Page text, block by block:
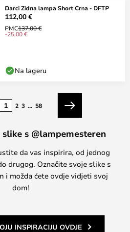
Darci Zidna lampa Short Crna - DFTP
112,00 €
PMC137,00 €
-25,00 €
Na lageru
1 2 3 ... 58
Sljedeći
s @lampemesteren
da vas inspirira, od jednog
drugog. Označite svoje slike s
i možda ćete ovdje vidjeti svoj
dom!
INSPIRACIJU OVDJE